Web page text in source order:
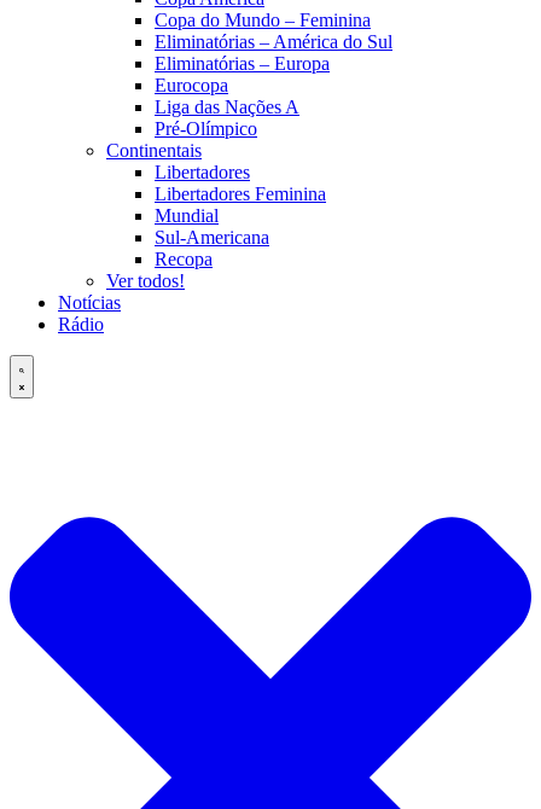
Copa do Mundo – Feminina
Eliminatórias – América do Sul
Eliminatórias – Europa
Eurocopa
Liga das Nações A
Pré-Olímpico
Continentais
Libertadores
Libertadores Feminina
Mundial
Sul-Americana
Recopa
Ver todos!
Notícias
Rádio